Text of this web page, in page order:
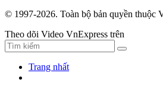
© 1997-2026. Toàn bộ bản quyền thuộc
Theo dõi Video VnExpress trên
Trang nhất